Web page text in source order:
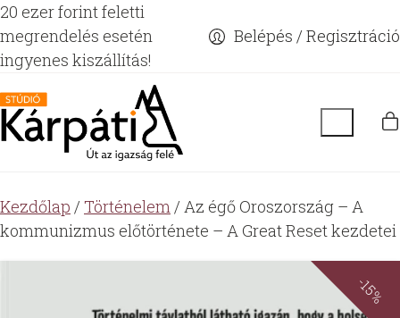
20 ezer forint feletti
megrendelés esetén
ingyenes kiszállítás!
Belépés / Regisztráció
Kezdőlap /Történelem/ Az égő Oroszország – A
kommunizmus előtörténete – A Great Reset kezdetei
-15%